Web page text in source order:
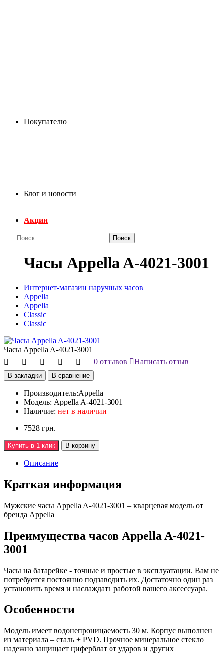
Покупателю
Блог и новости
Акции
Поиск
Часы Appella A-4021-3001
Интернет-магазин наручных часов
Appella
Appella
Classic
Classic
Часы Appella A-4021-3001
0 отзывов
Написать отзыв
В закладки В сравнение
Производитель:Appella
Модель: Appella A-4021-3001
Наличие: нет в наличии
7528 грн.
Купить в 1 клик В корзину
Описание
Краткая информация
Мужские часы Appella A-4021-3001 – кварцевая модель от
бренда Appella
Преимущества часов Appella A-4021-
3001
Часы на батарейке - точные и простые в эксплуатации. Вам не
потребуется постоянно подзаводить их. Достаточно один раз
установить время и наслаждать работой вашего аксессуара.
Особенности
Модель имеет водонепроницаемость 30 м. Корпус выполнен
из материала – сталь + PVD. Прочное минеральное стекло
надежно защищает циферблат от ударов и других